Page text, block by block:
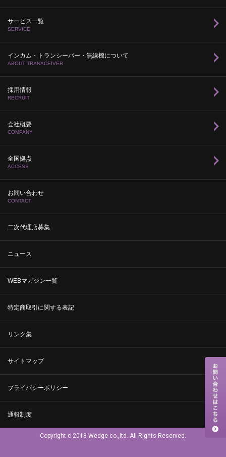
サービス一覧
SERVICE
インカム・トランシーバー・無線機について
ABOUT TRANACEIVER
採用情報
RECRUIT
会社概要
COMPANY
全国拠点
ACCESS
お問い合わせ
CONTACT
二次代理店募集
ニュース
WEBマガジン一覧
特定商取引に関する表記
リンク集
サイトマップ
プライバシーポリシー
通報制度
Copyright c 2018 Wedge co.,ltd. All Rights Reserved.